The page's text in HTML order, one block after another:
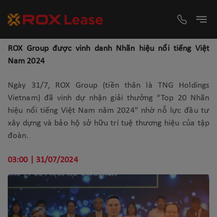
ROX Group được vinh danh Nhãn hiệu nổi tiếng Việt
Nam 2024
Ngày 31/7, ROX Group (tiền thân là TNG Holdings
Vietnam) đã vinh dự nhận giải thưởng “Top 20 Nhãn
hiệu nổi tiếng Việt Nam năm 2024" nhờ nỗ lực đầu tư
xây dựng và bảo hộ sở hữu trí tuệ thương hiệu của tập
đoàn.
03:00 | 31/07/2024